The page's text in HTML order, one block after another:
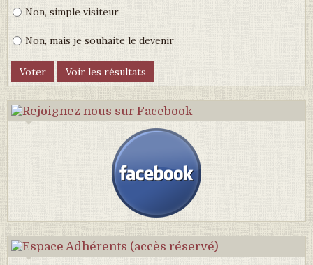
Non, simple visiteur
Non, mais je souhaite le devenir